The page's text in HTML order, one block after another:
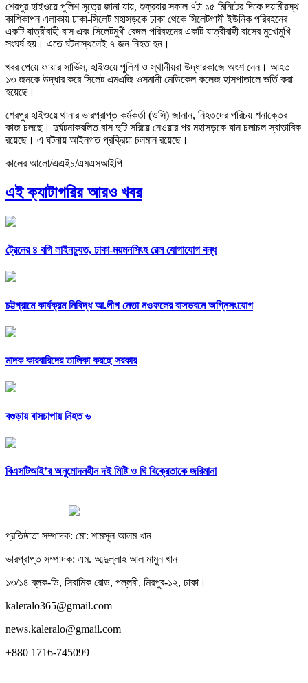
শেরপুর হাইওয়ে পুলিশ সূত্রে জানা যায়, শুক্রবার সকাল ৭টা ১৫ মিনিটের দিকে দয়ামীরস্থ
কাশিকাপন এলাকায় ঢাকা-সিলেট মহাসড়কে ঢাকা থেকে সিলেটগামী ইউনিক পরিবহনের
একটি যাত্রীবাহী বাস এবং সিলেটমুখী বেঙ্গল পরিবহনের একটি যাত্রীবাহী বাসের মুখোমুখি
সংঘর্ষ হয়। এতে ঘটনাস্থলেই ৭ জন নিহত হন।
খবর পেয়ে ফায়ার সার্ভিস, হাইওয়ে পুলিশ ও স্থানীয়রা উদ্ধারকাজে অংশ নেন। আহত
১৩ জনকে উদ্ধার করে সিলেট এমএজি ওসমানী মেডিকেল কলেজ হাসপাতালে ভর্তি করা
হয়েছে।
শেরপুর হাইওয়ে থানার ভারপ্রাপ্ত কর্মকর্তা (ওসি) জানান, নিহতদের পরিচয় শনাক্তের
কাজ চলছে। দুর্ঘটনাকবলিত বাস দুটি সরিয়ে নেওয়ার পর মহাসড়কে যান চলাচল স্বাভাবিক
রয়েছে। এ ঘটনায় আইনগত প্রক্রিয়া চলমান রয়েছে।
কালের আলো/এএইচ/এমএসআইপি
এই ক্যাটাগরির আরও খবর
ট্রেনের ৪ বগি লাইনচ্যুত, ঢাকা-ময়মনসিংহ রেল যোগাযোগ বন্ধ
চট্টগ্রামে কার্যক্রম নিষিদ্ধ আ.লীগ নেতা নওফলের বাসভবনে অগ্নিসংযোগ
মাদক কারবারিদের তালিকা করছে সরকার
বগুড়ায় বাসচাপায় নিহত ৬
বিএসটিআই’র অনুমোদনহীন দই মিষ্টি ও ঘি বিক্রেতাকে জরিমানা
প্রতিষ্ঠাতা সম্পাদক: মো: শামসুল আলম খান
ভারপ্রাপ্ত সম্পাদক: এম. আব্দুল্লাহ আল মামুন খান
১৩/১৪ ব্লক-ডি, সিরামিক রোড, পল্লবী, মিরপুর-১২, ঢাকা।
kaleralo365@gmail.com
news.kaleralo@gmail.com
+880 1716-745099